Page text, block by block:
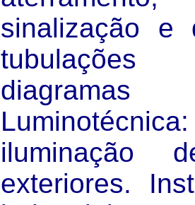
sinalização e
iluminação
exteriores.